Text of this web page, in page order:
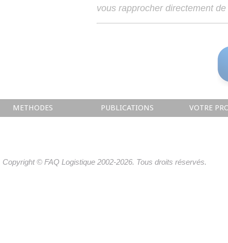
vous rapprocher directement
METHODES PUBLICATIONS VOTRE
Copyright © FAQ Logistique 2002-2026. Tous droits réservés.